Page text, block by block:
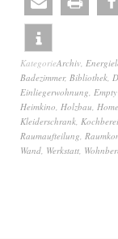
KategorieArchiv
Badezimmer, Bibliothek
Einliegerwohnung
Heimkino Holzbau
Kleiderschrank
Raumaufteilung
Wand Werkstatt